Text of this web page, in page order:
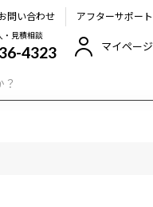
問い合わせ アフターサポート
見積相談
4323 マイページ